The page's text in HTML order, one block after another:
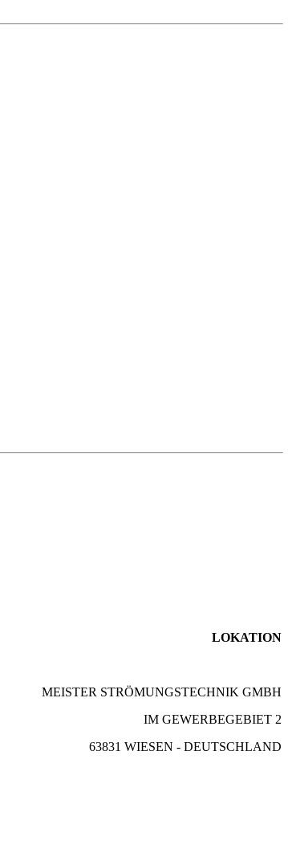
LOKATION
MEISTER STRÖMUNGSTECHNIK GMBH
IM GEWERBEGEBIET 2
63831 WIESEN - DEUTSCHLAND